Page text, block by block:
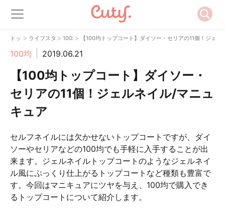
トップ
> ライフスタイル
> 100均
> 【100均トップコート】ダイソー・セリアの11個！ジェ
100均 2019.06.21
【100均トップコート】ダイソー・
セリアの11個！ジェルネイル/マニュ
キュア
セルフネイルには欠かせないトップコートですが、ダイ
ソーやセリアなどの100均でも手軽に入手することが出
来ます。ジェルネイルトップコートのようなジェルネイ
ル風にぷっくり仕上がるトップコートなど種類も豊富で
す。今回はマニキュアにツヤを与え、100均で購入でき
るトップコートについて紹介します。